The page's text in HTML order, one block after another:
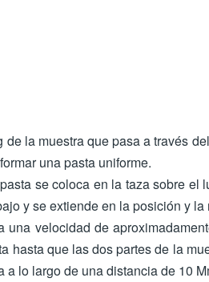
de la muestra que pasa a través
una pasta uniforme.
se coloca en la taza sobre el
y se extiende en la posición y
una velocidad de
hasta que las dos partes de la
a lo largo de una distancia de 10